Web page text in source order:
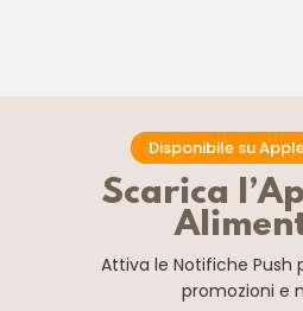
Disponibile su
Scarica
Attiva le Notifiche Push
promozioni e